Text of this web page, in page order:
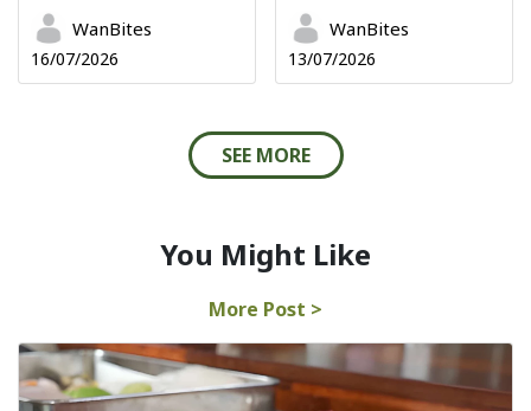
WanBites
16/07/2026
WanBites
13/07/2026
SEE MORE
You Might Like
More Post >